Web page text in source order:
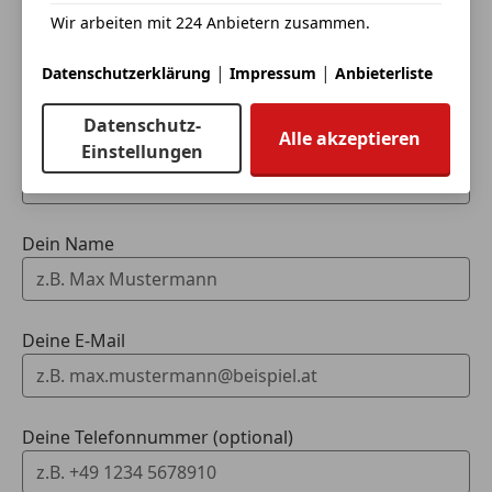
Die gemachten Angaben sind unverbindlich und
stellen keine zugesicherten Eigenschaften dar. Für
Druck-, Tipp- und Datenübermittlungsfehler
übernehmen wir keine Haftung. Zubehörangaben
vorbehalten
Eintauschwagen: Kaufen und verkaufen in nur einem
Ich möchte mein Auto in Zahlung geben
(unverbindlich).
Fahrzeugdaten hinzufügen
Dein Name
Deine E-Mail
Deine Telefonnummer (optional)
Wir arbeiten mit 224 Anbietern zusammen.
Datenschutzerklärung | Impressum | Anbieterliste
Datenschutz-
Einstellungen
Alle akzeptieren